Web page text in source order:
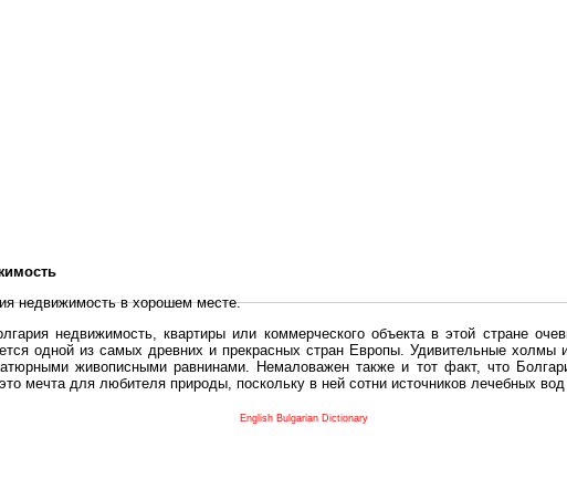
недвижимость в хорошем месте.
недвижимость, квартиры или коммерческого объекта в этой стране
одной из самых древних и прекрасных стран Европы. Удивительные холмы
живописными равнинами. Немаловажен также и тот факт, что
мечта для любителя природы, поскольку в ней сотни источников лечебных
в плане купить в Болгария недвижимость заключено в том, что
English Bulgarian Dictionary